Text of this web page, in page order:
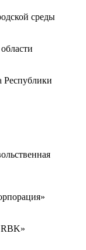
среды
Республики